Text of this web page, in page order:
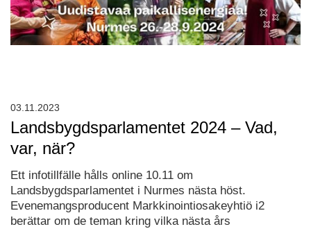
Landsbygdsparlamentet 2024 – Vad,
var, när?
Ett infotillfälle hålls online 10.11 om
Landsbygdsparlamentet i Nurmes nästa höst.
Evenemangsproducent Markkinointiosakeyhtiö i2
berättar om de teman kring vilka nästa års
03.11.2023